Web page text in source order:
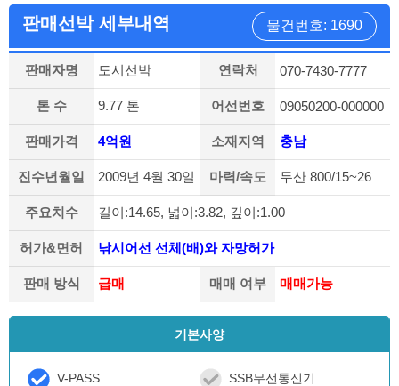
판매선박 세부내역 물건번호: 1690
판매자명 도시선박 연락처 070-7430-7777
톤 수 9.77 톤 어선번호 09050200-000000
판매가격 4억원 소재지역 충남
진수년월일 2009년 4월 30일 마력/속도 두산 800/15~26
주요치수 길이:14.65, 넓이:3.82, 깊이:1.00
허가&면허 낚시어선 선체(배)와 자망허가
판매 방식 급매 매매 여부 매매가능
기본사양
V-PASS SSB무선통신기